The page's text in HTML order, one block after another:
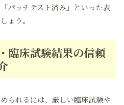
パッチテスト済み」といった表
ょう。
臨床試験結果の信頼
られるには、厳しい臨床試験や